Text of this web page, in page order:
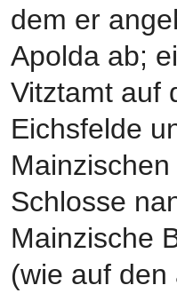
dem er
Apolda ab;
Vitztamt auf
Eichsfelde
Schlosse
Mainzische
(wie auf